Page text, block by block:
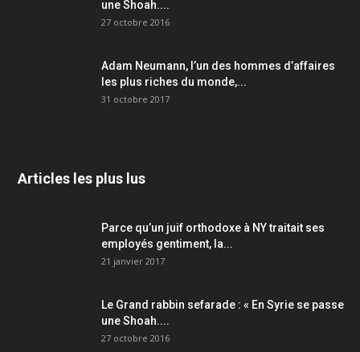
une Shoah....
27 octobre 2016
Adam Neumann, l’un des hommes d’affaires
les plus riches du monde,...
31 octobre 2017
Articles les plus lus
Parce qu’un juif orthodoxe à NY traitait ses
employés gentiment, la...
21 janvier 2017
Le Grand rabbin sefarade : « En Syrie se passe
une Shoah....
27 octobre 2016